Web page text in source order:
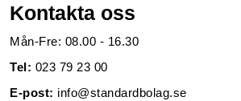
Kontakta oss
Mån-Fre: 08.00 - 16.30
Tel: 023 79 23 00
E-post: info@standardbolag.se